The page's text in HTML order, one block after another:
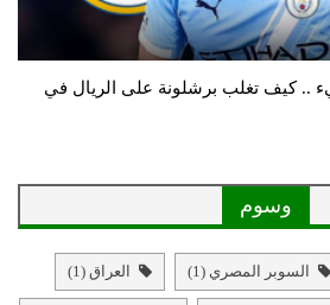
.. كيف تغلب برشلونة على الريال في
وسوم
السوبر المصري (1) العراق (1)